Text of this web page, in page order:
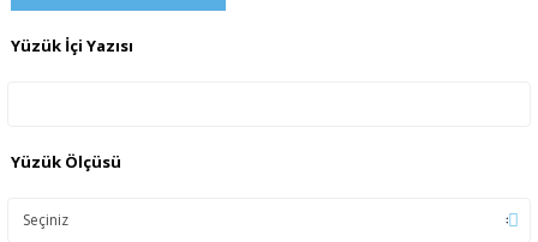
Yüzük İçi Yazısı
Yüzük Ölçüsü